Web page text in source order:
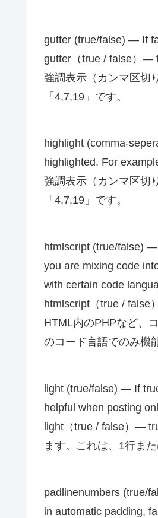
gutter (true/false) — If
gutter（true / false）—
強調表示（カンマ区切
「4,7,19」です。
highlight (comma-
highlighted. For
強調表示（カンマ区切
「4,7,19」です。
htmlscript (true/false)
you are mixing code
with certain code
htmlscript（true / false
HTML内のPHPなど、
のコード言語でのみ機
light (true/false) — If
helpful when posting
light（true / false）—
ます。これは、1行ま
padlinenumbers (true/
in automatic padding,